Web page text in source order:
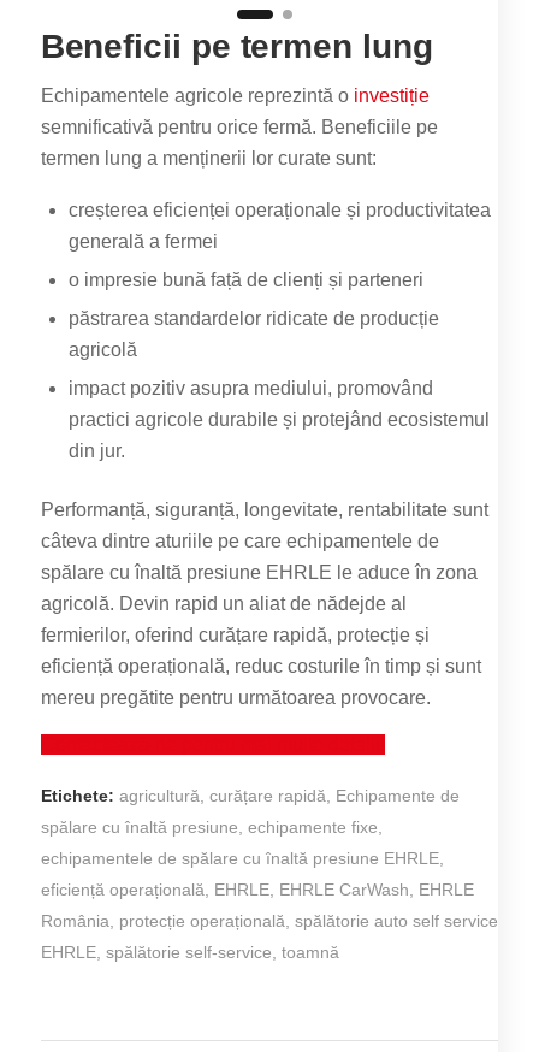
Beneficii pe termen lung
Echipamentele agricole reprezintă o investiție
semnificativă pentru orice fermă. Beneficiile pe
termen lung a menținerii lor curate sunt:
creșterea eficienței operaționale și productivitatea
generală a fermei
o impresie bună față de clienți și parteneri
păstrarea standardelor ridicate de producție
agricolă
impact pozitiv asupra mediului, promovând
practici agricole durabile și protejând ecosistemul
din jur.
Performanță, siguranță, longevitate, rentabilitate sunt
câteva dintre aturiile pe care echipamentele de
spălare cu înaltă presiune EHRLE le aduce în zona
agricolă. Devin rapid un aliat de nădejde al
fermierilor, oferind curățare rapidă, protecție și
eficiență operațională, reduc costurile în timp și sunt
mereu pregătite pentru următoarea provocare.
Etichete: agricultură, curățare rapidă, Echipamente de
spălare cu înaltă presiune, echipamente fixe,
echipamentele de spălare cu înaltă presiune EHRLE,
eficiență operațională, EHRLE, EHRLE CarWash, EHRLE
România, protecție operațională, spălătorie auto self service
EHRLE, spălătorie self-service, toamnă